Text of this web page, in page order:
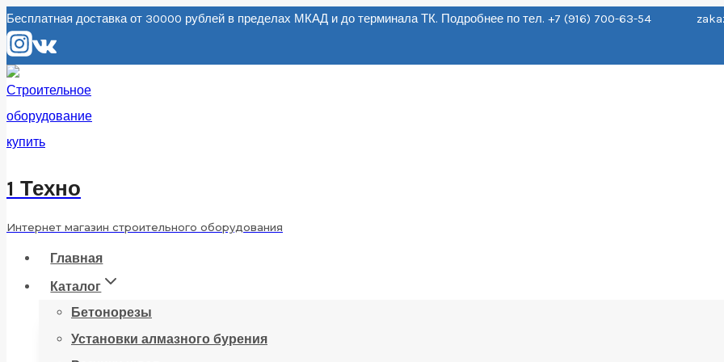
Перейти
к
содержанию
Бесплатная доставка от 30000 рублей в пределах МКАД и до терминала ТК. Подробнее по тел. +7 (916) 700-63-54
1 Техно
Интернет магазин строительного оборудования
Главная
Каталог
Бетонорезы
Установки алмазного бурения